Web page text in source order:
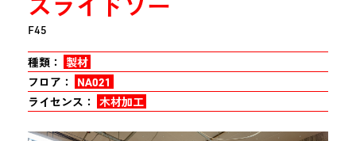
F45
種類：
製材
フロア：
NA021
ライセンス：
木材加工